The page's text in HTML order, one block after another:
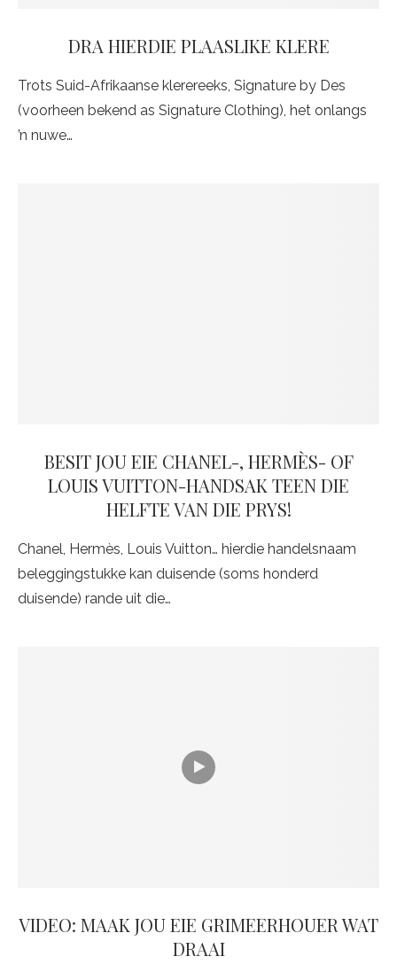
DRA HIERDIE PLAASLIKE KLERE
Trots Suid-Afrikaanse klerereeks, Signature by Des
(voorheen bekend as Signature Clothing), het onlangs
’n nuwe…
BESIT JOU EIE CHANEL-, HERMÈS- OF
LOUIS VUITTON-HANDSAK TEEN DIE
HELFTE VAN DIE PRYS!
Chanel, Hermès, Louis Vuitton… hierdie handelsnaam
beleggingstukke kan duisende (soms honderd
duisende) rande uit die…
VIDEO: MAAK JOU EIE GRIMEERHOUER WAT
DRAAI